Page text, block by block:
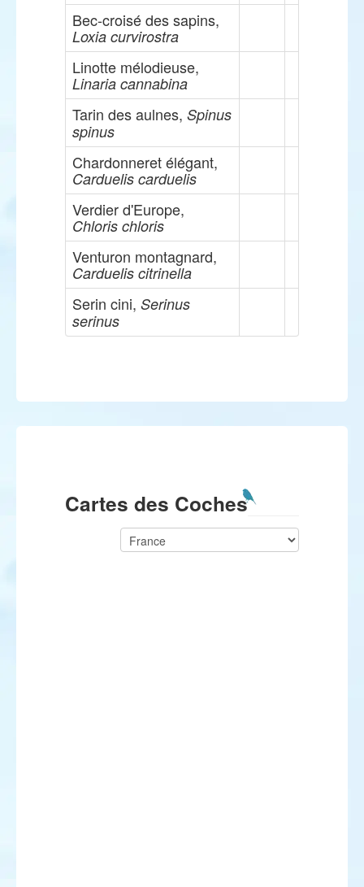
Bec-croisé des sapins,
Loxia curvirostra
Linotte mélodieuse,
Linaria cannabina
Tarin des aulnes, Spinus
spinus
Chardonneret élégant,
Carduelis carduelis
Verdier d'Europe,
Chloris chloris
Venturon montagnard,
Carduelis citrinella
Serin cini, Serinus
serinus
Cartes des Coches